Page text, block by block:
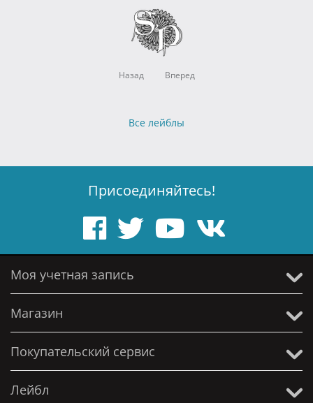
Назад Вперед
Все лейблы
Присоединяйтесь!
Моя учетная запись
Магазин
Покупательский сервис
Лейбл